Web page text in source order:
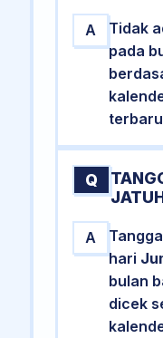
A
Tidak
pada
Q
A
hari
bulan
dicek